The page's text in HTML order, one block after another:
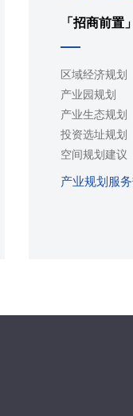
「招商前
区域经济规划
产业园规划
产业生态规划
投资选址规划
空间规划建议
产业规划服务